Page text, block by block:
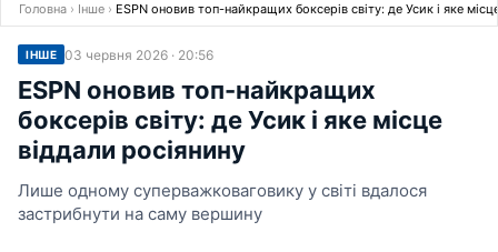
Головна › Інше › ESPN оновив топ-найкращих боксерів світу: де Усик і яке
ІНШЕ 03 червня 2026 · 20:56
ESPN оновив топ-найкращих
боксерів світу: де Усик і яке місце
віддали росіянину
Лише одному суперважковаговику у світі вдалося
застрибнути на саму вершину